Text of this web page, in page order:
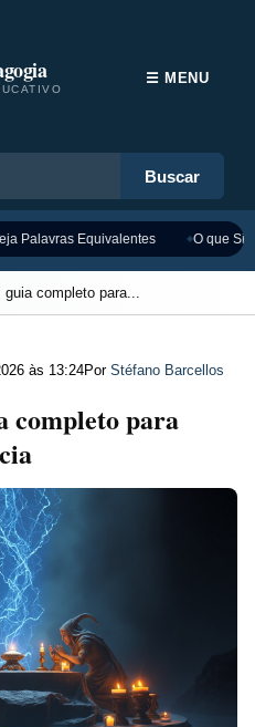
Buscar
☰ MENU
Palavras Equivalentes O que
guia completo para...
às 13:24Por Stéfano Barcellos
completo para